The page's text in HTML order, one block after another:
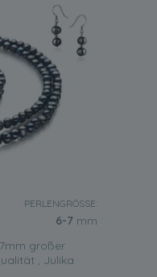
PERLENGRÖSSE:
6-7 mm
großer
, Julika